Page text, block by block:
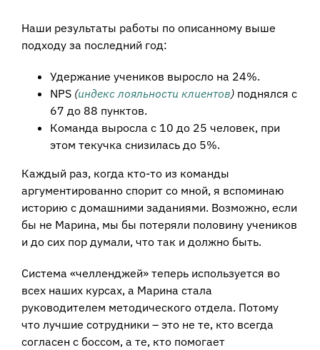
Наши результаты работы по описанному выше
подходу за последний год:
Удержание учеников выросло на 24%.
NPS(индекс лояльности клиентов)поднялся с
67 до 88 пунктов.
Команда выросла с 10 до 25 человек, при
этом текучка снизилась до 5%.
Каждый раз, когда кто-то из команды
аргументированно спорит со мной, я вспоминаю
историю с домашними заданиями. Возможно, если
бы не Марина, мы бы потеряли половину учеников
и до сих пор думали, что так и должно быть.
Система «челленджей» теперь используется во
всех наших курсах, а Марина стала
руководителем методического отдела. Потому
что лучшие сотрудники – это не те, кто всегда
согласен с боссом, а те, кто помогает